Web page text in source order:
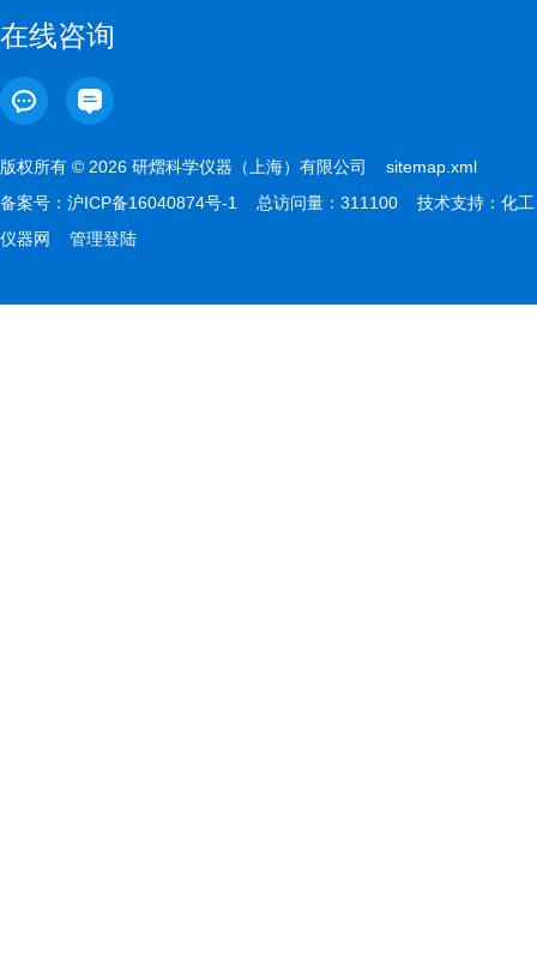
在线咨询
版权所有 © 2026 研熠科学仪器（上海）有限公司 sitemap.xml
备案号： 沪ICP备16040874号-1 总访问量：311100 技术支持： 化工
仪器网
管理登陆